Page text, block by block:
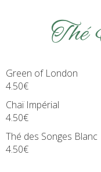
Thé
Green
4.50€
Chaï
4.50€
Thé des
4.50€